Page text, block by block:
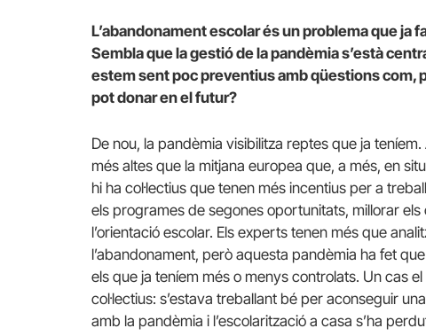
L’abandonament escolar és un problema que ja
Sembla que la gestió de la pandèmia s’està
estem sent poc preventius amb qüestions com,
pot donar en el futur?
De nou, la pandèmia visibilitza reptes que ja
més altes que la mitjana europea que, a més, en
hi ha col·lectius que tenen més incentius per a
els programes de segones oportunitats, millorar
l’orientació escolar. Els experts tenen més que
l’abandonament, però aquesta pandèmia ha fet
els que ja teníem més o menys controlats. Un cas
col·lectius: s’estava treballant bé per aconseguir
amb la pandèmia i l’escolarització a casa s’ha